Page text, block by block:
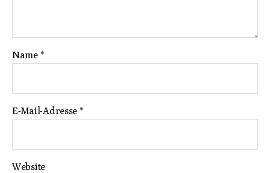
Name *
E-Mail-Adresse *
Website